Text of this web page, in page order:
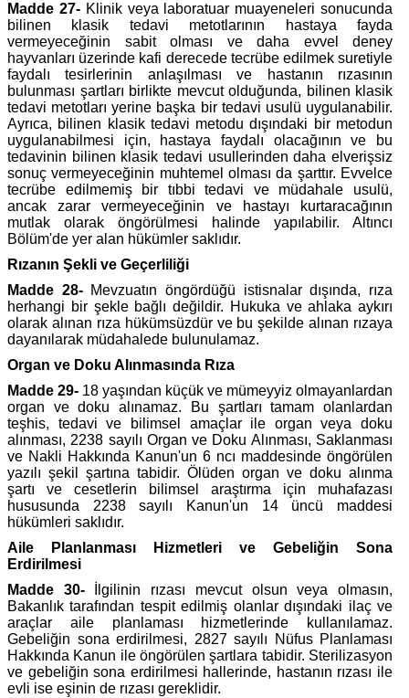
Madde 27-Klinik veya laboratuar muayeneleri sonucunda
bilinen klasik tedavi metotlarının hastaya fayda
vermeyeceğinin sabit olması ve daha evvel deney
hayvanları üzerinde kafi derecede tecrübe edilmek suretiyle
faydalı tesirlerinin anlaşılması ve hastanın rızasının
bulunması şartları birlikte mevcut olduğunda, bilinen klasik
tedavi metotları yerine başka bir tedavi usulü uygulanabilir.
Ayrıca, bilinen klasik tedavi metodu dışındaki bir metodun
uygulanabilmesi için, hastaya faydalı olacağının ve bu
tedavinin bilinen klasik tedavi usullerinden daha elverişsiz
sonuç vermeyeceğinin muhtemel olması da şarttır. Evvelce
tecrübe edilmemiş bir tıbbi tedavi ve müdahale usulü,
ancak zarar vermeyeceğinin ve hastayı kurtaracağının
mutlak olarak öngörülmesi halinde yapılabilir. Altıncı
Bölüm'de yer alan hükümler saklıdır.
Rızanın Şekli ve Geçerliliği
Madde 28-Mevzuatın öngördüğü istisnalar dışında, rıza
herhangi bir şekle bağlı değildir. Hukuka ve ahlaka aykırı
olarak alınan rıza hükümsüzdür ve bu şekilde alınan rızaya
dayanılarak müdahalede bulunulamaz.
Organ ve Doku Alınmasında Rıza
Madde 29- 18 yaşından küçük ve mümeyyiz olmayanlardan
organ ve doku alınamaz. Bu şartları tamam olanlardan
teşhis, tedavi ve bilimsel amaçlar ile organ veya doku
alınması, 2238 sayılı Organ ve Doku Alınması, Saklanması
ve Nakli Hakkında Kanun'un 6 ncı maddesinde öngörülen
yazılı şekil şartına tabidir. Ölüden organ ve doku alınma
şartı ve cesetlerin bilimsel araştırma için muhafazası
hususunda 2238 sayılı Kanun'un 14 üncü maddesi
hükümleri saklıdır.
Aile Planlanması Hizmetleri ve Gebeliğin Sona
Erdirilmesi
Madde 30-İlgilinin rızası mevcut olsun veya olmasın,
Bakanlık tarafından tespit edilmiş olanlar dışındaki ilaç ve
araçlar aile planlaması hizmetlerinde kullanılamaz.
Gebeliğin sona erdirilmesi, 2827 sayılı Nüfus Planlaması
Hakkında Kanun ile öngörülen şartlara tabidir. Sterilizasyon
ve gebeliğin sona erdirilmesi hallerinde, hastanın rızası ile
evli ise eşinin de rızası gereklidir.